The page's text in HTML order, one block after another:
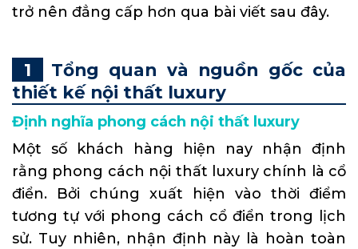
trở nên đẳng cấp hơn qua bài viết sau đây.
Tổng quan và nguồn gốc của
thiết kế nội thất luxury
Định nghĩa phong cách nội thất luxury
Một số khách hàng hiện nay nhận định
rằng phong cách nội thất luxury chính là cổ
điển. Bởi chúng xuất hiện vào thời điểm
tương tự với phong cách cổ điển trong lịch
sử. Tuy nhiên, nhận định này là hoàn toàn